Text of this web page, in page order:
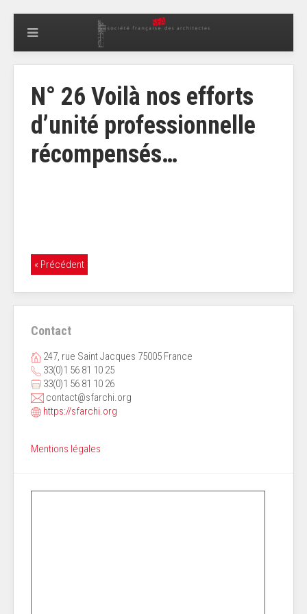
N° 26 Voilà nos efforts
d’unité professionnelle
récompensés…
« Précédent
Contact
247, rue Saint Jacques 75005 France
33(0)1 56 81 10 25
33(0)1 56 81 10 26
contact@sfarchi.org
https://sfarchi.org
Mentions légales